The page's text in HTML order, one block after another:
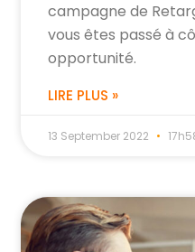
campagne de
vous êtes passé à
opportunité.
LIRE PLUS »
13 September 2022